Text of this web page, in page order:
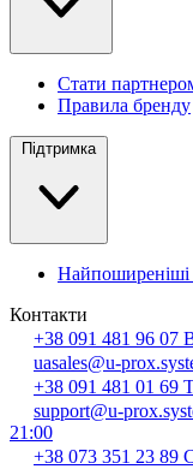
Стати
Правила бренду
Підтримка
Найпоширеніші
Контакти
+38 091 481 96 07
uasales@u-
+38 091 481 01 69
support@u-
21:00
+38 073 351 23 89